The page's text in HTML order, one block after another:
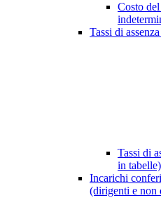
Costo
Tassi di assenza
Tassi di
in tabelle)
Incarichi
(dirigenti e non